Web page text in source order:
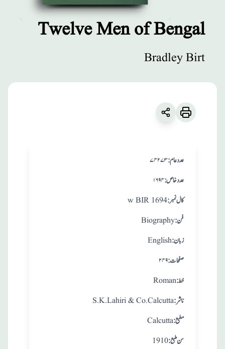
Bengal
Twelve Men of Bengal
Bradley Birt
۷۴۲۷۳:عدد عام
۱۶۹۴:عدد خاص
w BIR 1694:کال نمبر
Biography :فن
English:زبان
۲۴۹:صفحات
Roman:خط
S.K.Lahiri & Co.Calcutta :ناشر
Calcutta:مطبع
1910: سن طبع